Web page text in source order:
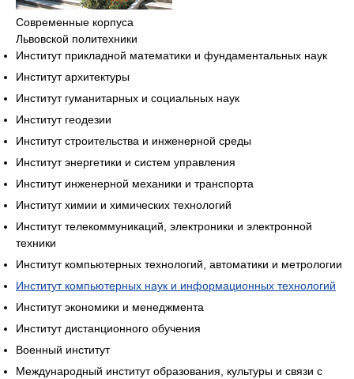
Современные корпуса
Львовской политехники
Институт прикладной математики и фундаментальных наук
Институт архитектуры
Институт гуманитарных и социальных наук
Институт геодезии
Институт строительства и инженерной среды
Институт энергетики и систем управления
Институт инженерной механики и транспорта
Институт химии и химических технологий
Институт телекоммуникаций, электроники и электронной
техники
Институт компьютерных технологий, автоматики и метрологии
Институт компьютерных наук и информационных технологий
Институт экономики и менеджмента
Институт дистанционного обучения
Военный институт
Международный институт образования, культуры и связи с